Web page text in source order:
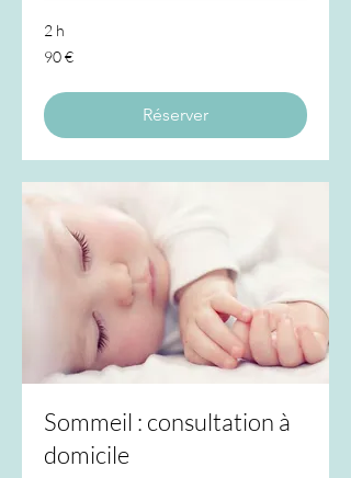
2 h
90
euros
90 €
Réserver
Sommeil : consultation à
domicile